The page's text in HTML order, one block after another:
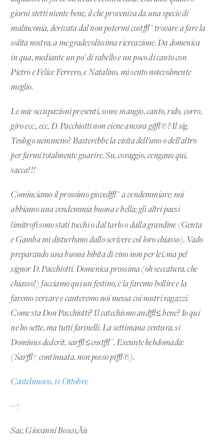
giorni stetti niente bene, il che proveniva da una specie di
malinconia, derivata dal non potermi cost√¨ trovare a fare la
solita nostra, a me gradevolissima ricreazione. Da domenica
in qua, mediante un po' di rabello e un poco di canto con
Pietro e Felice Ferrero, e Natalino, mi sento notevolmente
meglio.
Le mie occupazioni presenti, sono: mangio, canto, rido, corro,
giro ecc., ecc. D. Pacchiotti non viene ancora gi√π? Il sig.
Teologo nemmeno? Basterebbe la visita dell'uno o dell'altro
per farmi totalmente guarire. Su, coraggio, vengano qui,
sacca!!!
Cominciamo il prossimo gioved√¨ a vendemmiare: noi
abbiamo una vendemmia buona e bella; gli altri paesi
limitrofisono stati tocchi o dal tarlo o dalla grandine (Genta
e Gamba mi disturbano dallo scrivere col loro chiasso). Vado
preparando una buona bibita di vino non per lei, ma pel
signor D. Pacchiotti. Domenica prossima (oh seccatura, che
chiasso!) facciamo qui un festino, e la faremo bollire e la
faremo versare e canteremo noi messa coi nostri ragazzi.
Come sta Don Pacchiotti? Il catechismo and√≤ bene? Io qui
ne ho sette, ma tutti farinelli. La settimana ventura, si
Dominus dederit, sar√≤ cost√¨. Exeunte hebdomada:
(Sar√† continuata, non posso pi√π).
Castelnuovo, 11 Ottobre.
¬†
Sac. Giovanni Bosco‚Äù